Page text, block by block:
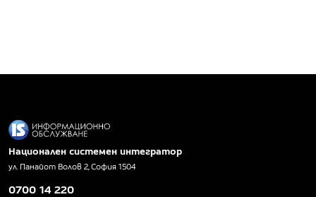
Национален системен интегратор
ул. Панайот Волов 2, София 1504
0700 14 220